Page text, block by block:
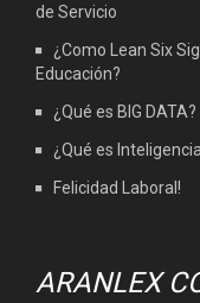
de Servicio
¿Como Lean Six
Educación?
¿Qué es BIG
¿Qué es
Felicidad Laboral!
ARANLEX